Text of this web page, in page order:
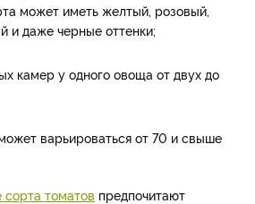
может иметь желтый, розовый,
и даже черные оттенки;
камер у одного овоща от двух до
варьироваться от 70 и свыше
сорта томатов предпочитают